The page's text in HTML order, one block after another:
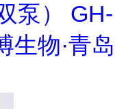
泵） GH-
生物·青岛